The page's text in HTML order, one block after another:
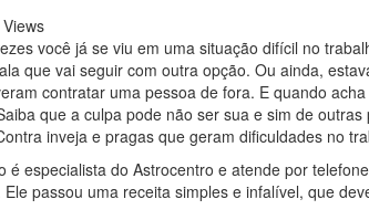
Views
você já se viu em uma situação difícil no
que vai seguir com outra opção. Ou ainda,
contratar uma pessoa de fora. E quando
que a culpa pode não ser sua e sim de
inveja e pragas que geram dificuldades no
é especialista do Astrocentro e atende por
Ele passou uma receita simples e infalível, que